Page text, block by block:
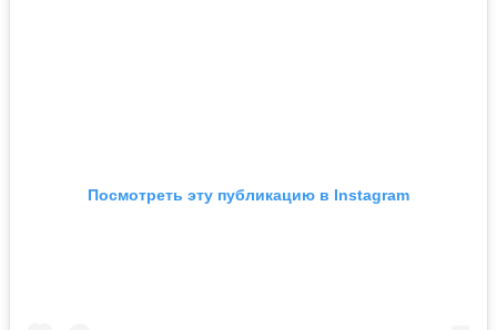
Посмотреть эту публикацию в Instagram